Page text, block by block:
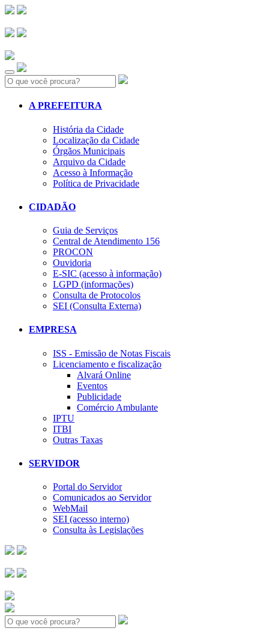
Search:
A PREFEITURA
História da Cidade
Localização da Cidade
Órgãos Municipais
Arquivo da Cidade
Acesso à Informação
Política de Privacidade
CIDADÃO
Guia de Serviços
Central de Atendimento 156
PROCON
Ouvidoria
E-SIC (acesso à informação)
LGPD (informações)
Consulta de Protocolos
SEI (Consulta Externa)
EMPRESA
ISS - Emissão de Notas Fiscais
Licenciamento e fiscalização
Alvará Online
Eventos
Publicidade
Comércio Ambulante
IPTU
ITBI
Outras Taxas
SERVIDOR
Portal do Servidor
Comunicados ao Servidor
WebMail
SEI (acesso interno)
Consulta às Legislações
Search: